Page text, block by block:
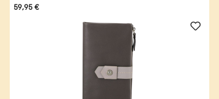
Regulärer Preis:
59,95 €